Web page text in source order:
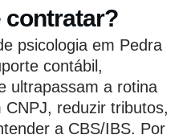
contratar?
psicologia em Pedra
contábil,
ultrapassam a rotina
reduzir tributos,
a CBS/IBS. Por